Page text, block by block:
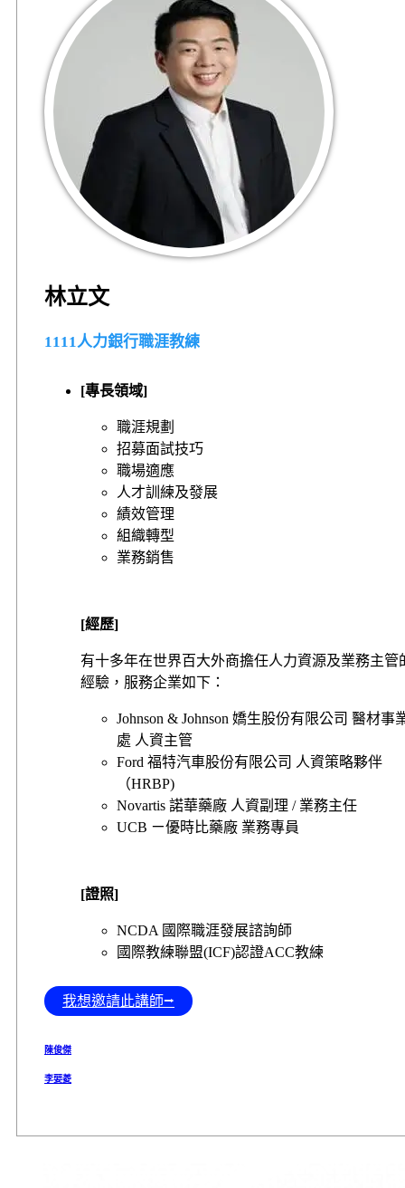
林立文
1111人力銀行職涯教練
[專長領域]
職涯規劃
招募面試技巧
職場適應
人才訓練及發展
績效管理
組織轉型
業務銷售
[經歷]
有十多年在世界百大外商擔任人力資源及業務主管
經驗，服務企業如下：
Johnson & Johnson 嬌生股份有限公司 醫材事
處 人資主管
Ford 福特汽車股份有限公司 人資策略夥伴
（HRBP)
Novartis 諾華藥廠 人資副理 / 業務主任
UCB ㄧ優時比藥廠 業務專員
[證照]
NCDA 國際職涯發展諮詢師
國際教練聯盟(ICF)認證ACC教練
我想邀請此講師⭢
陳俊傑
李婯菱